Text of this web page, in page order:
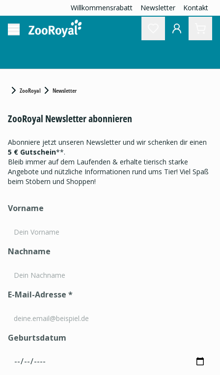
Willkommensrabatt Newsletter Kontakt
ZooRoyal Newsletter
ZooRoyal Newsletter abonnieren
Abonniere jetzt unseren Newsletter und wir schenken dir einen
5 € Gutschein**.
Bleib immer auf dem Laufenden & erhalte tierisch starke
Angebote und nützliche Informationen rund ums Tier! Viel Spaß
beim Stöbern und Shoppen!
Vorname
Nachname
E-Mail-Adresse *
Geburtsdatum